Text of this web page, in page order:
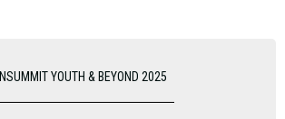
INSUMMIT YOUTH & BEYOND 2025